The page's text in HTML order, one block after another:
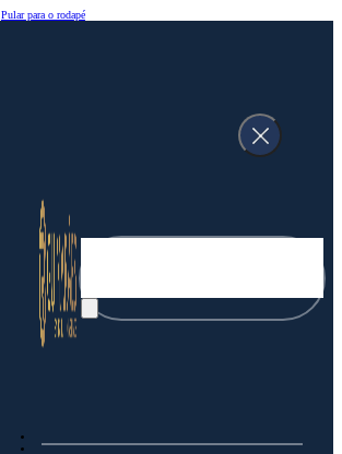
Pular para o rodapé